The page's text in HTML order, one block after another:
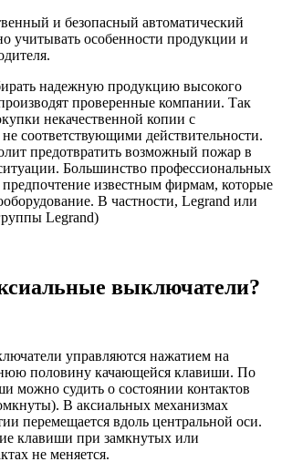
и безопасный автоматический
учитывать особенности продукции и
надежную продукцию высокого
проверенные компании. Так
некачественной копии с
соответствующими действительности.
предотвратить возможный пожар в
Большинство профессиональных
предпочтение известным фирмам, которые
В частности, Legrand или
Legrand)
выключатели?
управляются нажатием на
половину качающейся клавиши. По
можно судить о состоянии контактов
В аксиальных механизмах
перемещается вдоль центральной оси.
клавиши при замкнутых или
не меняется.